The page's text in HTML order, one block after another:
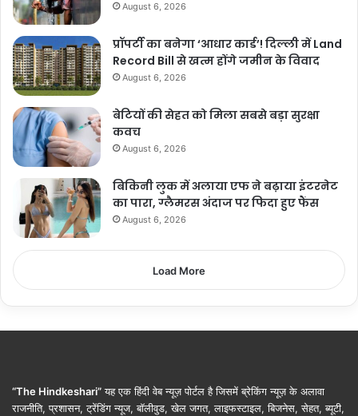
August 6, 2026
प्रॉपर्टी का बनेगा ‘आधार कार्ड’! दिल्ली में Land
Record Bill से खत्म होंगे जमीन के विवाद
August 6, 2026
बेटियों की सेहत को मिला सबसे बड़ा सुरक्षा
कवच
August 6, 2026
बिकिनी लुक में अलाया एफ ने बढ़ाया इंटरनेट
का पारा, ग्लैमरस अंदाज पर फिदा हुए फैंस
August 6, 2026
Load More
“The Hindkeshari”यह एक हिंदी वेब न्यूज़ पोर्टल है जिसमें ब्रेकिंग न्यूज़ के अलावा
राजनीति, प्रशासन, ट्रेंडिंग न्यूज, बॉलीवुड, खेल जगत, लाइफस्टाइल, बिजनेस, सेहत, ब्यूटी,